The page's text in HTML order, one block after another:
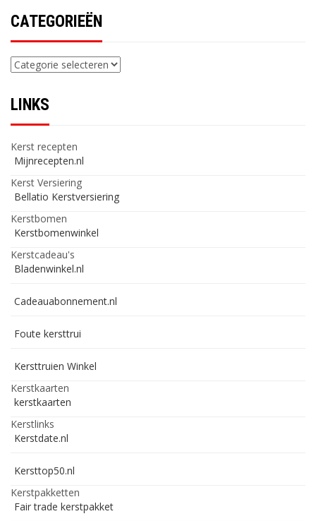
CATEGORIEËN
Categorieën
LINKS
Kerst recepten
Mijnrecepten.nl
Kerst Versiering
Bellatio Kerstversiering
Kerstbomen
Kerstbomenwinkel
Kerstcadeau's
Bladenwinkel.nl
Cadeauabonnement.nl
Foute kersttrui
Kersttruien Winkel
Kerstkaarten
kerstkaarten
Kerstlinks
Kerstdate.nl
Kersttop50.nl
Kerstpakketten
Fair trade kerstpakket